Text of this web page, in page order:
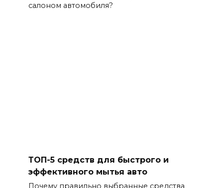
салоном автомобиля?
ТОП-5 средств для быстрого и
эффективного мытья авто
Почему правильно выбранные средства